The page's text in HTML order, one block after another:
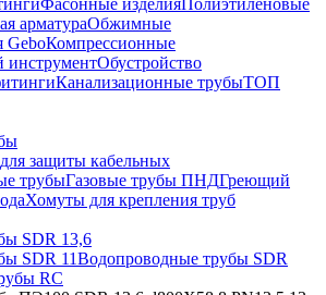
арматураОбжимные
GeboКомпрессионные
Обустройство
Канализационные трубыТОП
защиты кабельных
трубыГазовые трубы ПНДГреющий
Хомуты для крепления труб
SDR 13,6
SDR 11Водопроводные трубы SDR
RC